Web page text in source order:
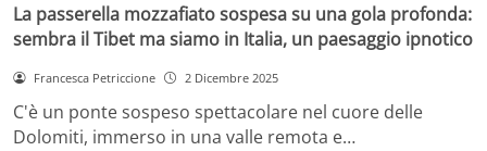
La passerella mozzafiato sospesa su una gola profonda:
sembra il Tibet ma siamo in Italia, un paesaggio ipnotico
Francesca Petriccione 2 Dicembre 2025
C'è un ponte sospeso spettacolare nel cuore delle
Dolomiti, immerso in una valle remota e…